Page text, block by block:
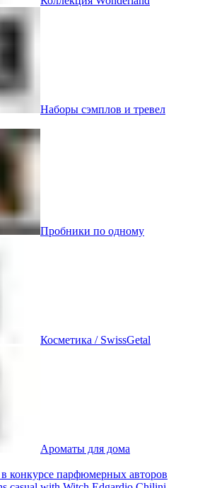
Наборы сэмплов и тревел
Пробники по одному
Косметика / SwissGetal
Ароматы для дома
в конкурсе парфюмерных авторов